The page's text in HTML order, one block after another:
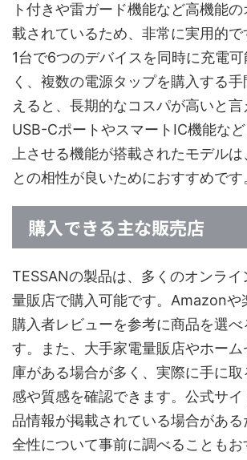
ト付きや雷ガード機能など高機能
載されているため、非常に実用的で
1台で6つのデバイスを同時に充電
く、複数の電源タップを購入する
えると、長期的なコスパが高いと言
USB-CポートやスマートIC機能な
上させる機能が搭載されたモデル
との相性が良いためにおすすめです
購入できる主な販売店
TESSANの製品は、多くのオンライ
量販店で購入可能です。Amazonや
購入者レビューを参考に商品を選
す。また、大手家電量販店やホー
庫がある場合が多く、実際に手に
感や質感を確認できます。公式サ
品情報が掲載されている場合があ
全性について事前に調べることもお